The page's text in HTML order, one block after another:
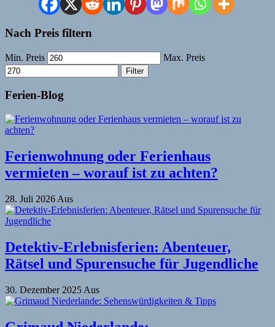
Nach Preis filtern
Min. Preis Max. Preis
Filter
Ferien-Blog
Ferienwohnung oder Ferienhaus
vermieten – worauf ist zu achten?
28. Juli 2026 Aus
Detektiv-Erlebnisferien: Abenteuer,
Rätsel und Spurensuche für Jugendliche
30. Dezember 2025 Aus